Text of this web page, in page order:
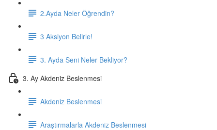
2.Ayda Neler Öğrendin?
3 Aksiyon Belirle!
3. Ayda Seni Neler Bekliyor?
3. Ay Akdeniz Beslenmesi
Akdeniz Beslenmesi
Araştırmalarla Akdeniz Beslenmesi